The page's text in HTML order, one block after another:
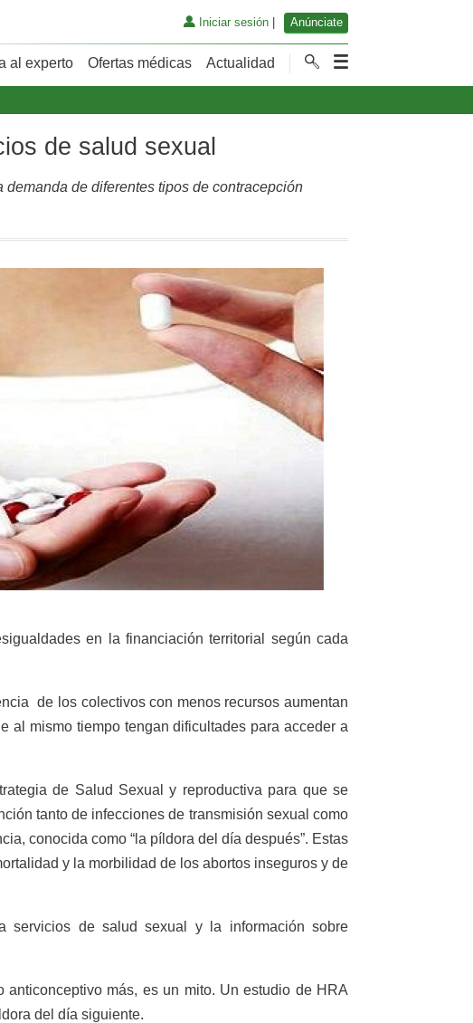
Iniciar sesión| Anúnciate
al experto Ofertas médicas Actualidad
de salud sexual
de diferentes tipos de contracepción
en la financiación territorial según cada
de los colectivos con menos recursos aumentan
al mismo tiempo tengan dificultades para acceder a
de Salud Sexual y reproductiva para que se
tanto de infecciones de transmisión sexual como
conocida como “la píldora del día después”. Estas
y la morbilidad de los abortos inseguros y de
de salud sexual y la información sobre
más, es un mito. Un estudio de HRA
del día siguiente.